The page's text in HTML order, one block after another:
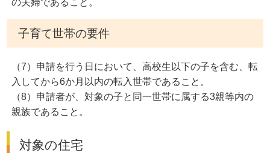
子育て世帯の要件
（7）申請を行う日において、高校生以下の子を含む、転
入してから6か月以内の転入世帯であること。
（8）申請者が、対象の子と同一世帯に属する3親等内の
親族であること。
対象の住宅